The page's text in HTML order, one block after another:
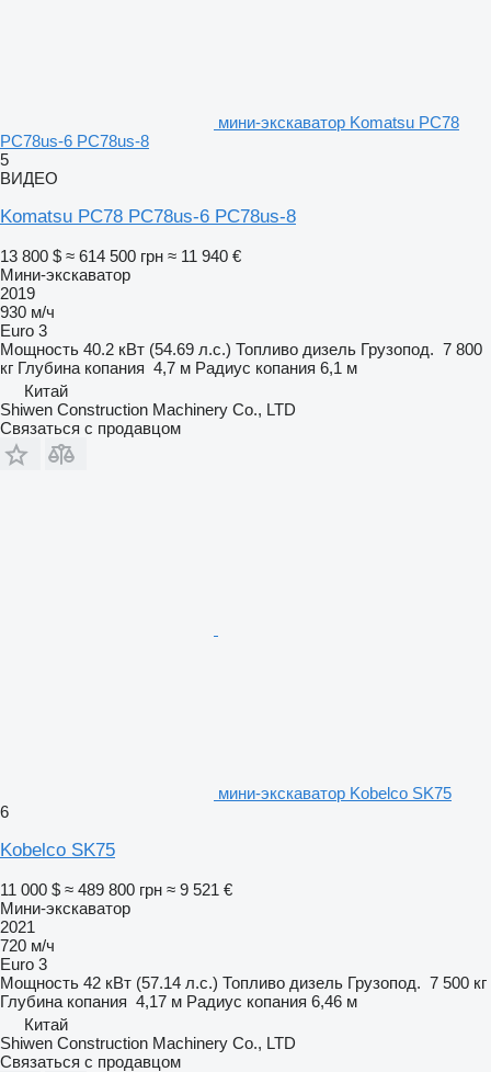
мини-экскаватор Komatsu PC78
PC78us-6 PC78us-8
5
ВИДЕО
Komatsu PC78 PC78us-6 PC78us-8
13 800 $ ≈ 614 500 грн ≈ 11 940 €
Мини-экскаватор
2019
930 м/ч
Euro 3
Мощность 40.2 кВт (54.69 л.с.) Топливо дизель Грузопод. 7 800
кг Глубина копания 4,7 м Радиус копания 6,1 м
Китай
Shiwen Construction Machinery Co., LTD
Связаться с продавцом
мини-экскаватор Kobelco SK75
6
Kobelco SK75
11 000 $ ≈ 489 800 грн ≈ 9 521 €
Мини-экскаватор
2021
720 м/ч
Euro 3
Мощность 42 кВт (57.14 л.с.) Топливо дизель Грузопод. 7 500 кг
Глубина копания 4,17 м Радиус копания 6,46 м
Китай
Shiwen Construction Machinery Co., LTD
Связаться с продавцом